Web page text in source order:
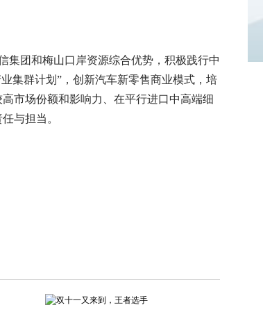
团和梅山口岸资源综合优势，积极践行中
集群计划”，创新汽车新零售商业模式，培
市场份额和影响力、在平行进口中高端细
与担当。